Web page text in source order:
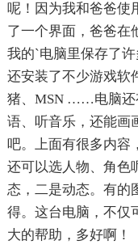
呢！因为我和爸爸使
了一个界面，爸爸在
我的`电脑里保存了
还安装了不少游戏软
猪、MSN ……电脑还
语、听音乐，还能画
吧。上面有很多内容
还可以选人物、角色
态，二是动态。有的
得。这台电脑，不仅
大的帮助，多好啊！